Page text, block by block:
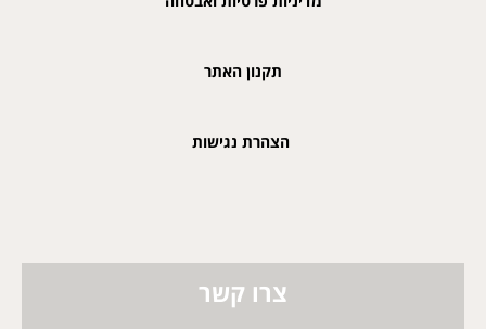
תקנון האתר
הצהרת נגישות
צרו קשר